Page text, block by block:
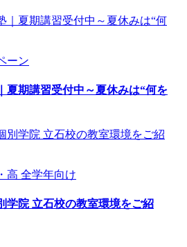
ーン
夏期講習受付中～夏休みは“何を
高 全学年向け
学院 立石校の教室環境をご紹